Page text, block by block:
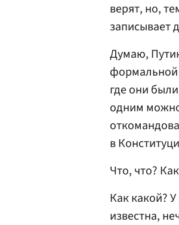
верят, но,
записывает
Думаю,
формальной
где они
одним
в
Что, что?
Как какой?
известна,